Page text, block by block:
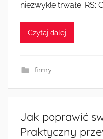
niezwykle trwałe. RS:
Czytaj dalej
firmy
Jak poprawić
Praktyczny